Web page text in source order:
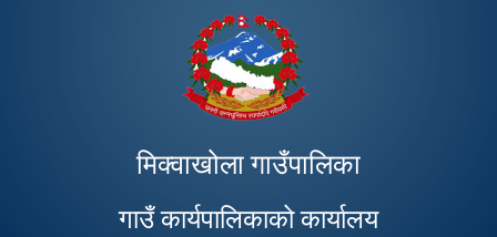
main
content
मिक्वाखोला गाउँपालिका
गाउँ कार्यपालिकाको कार्यालय